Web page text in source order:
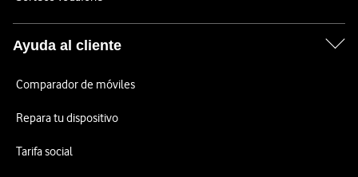
Ayuda al cliente
Comparador de móviles
Repara tu dispositivo
Tarifa social